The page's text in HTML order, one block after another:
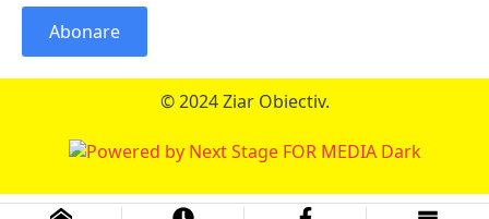
Abonare
© 2024 Ziar Obiectiv.